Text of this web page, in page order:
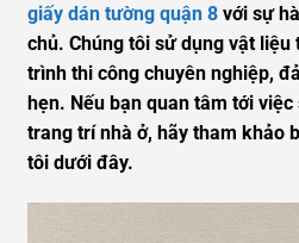
giấy dán tường quận 8 với sự
chủ. Chúng tôi sử dụng vật liệu
trình thi công chuyên nghiệp,
hẹn. Nếu bạn quan tâm tới
trang trí nhà ở, hãy tham khảo
tôi dưới đây.